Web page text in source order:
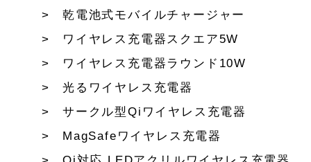
乾電池式モバイルチャージャー
ワイヤレス充電器スクエア5W
ワイヤレス充電器ラウンド10W
光るワイヤレス充電器
サークル型Qiワイヤレス充電器
MagSafeワイヤレス充電器